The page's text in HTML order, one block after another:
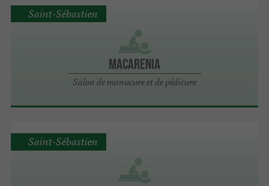
Macarenia
Salon de manucure et de pédicure
Saint-Sébastien
Saint-Sébastien